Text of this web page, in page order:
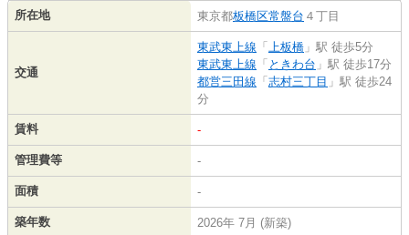
所在地 東京都板橋区常盤台 ４丁目
交通
東武東上線 「 上板橋 」駅 徒歩5分
東武東上線 「 ときわ台 」駅 徒歩17分
都営三田線 「 志村三丁目 」駅 徒歩24
分
賃料 -
管理費等 -
面積 -
築年数 2026年 7月 (新築)